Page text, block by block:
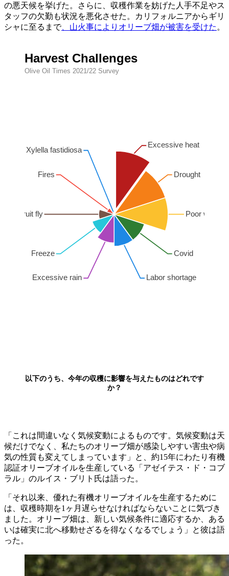
の悪天候を挙げた。さらに、収穫作業を妨げた人手不足やス
タッフの欠勤も状況を悪化させた。カリフォルニアからギリ
シャに至るまで、山火事によりオリーブ畑が被害を受けた 。
以下のうち、今年の収穫に影響を与えたものはどれです
か？
「これは間違いなく気候変動によるものです。気候変動は天
候だけでなく、私たちのオリーブ畑が感染しやすい害虫や病
気の性質も変えてしまっています」と、約15年にわたり有機
認証オリーブオイルを生産している「アゼイテス・ド・コブ
ラル」のルイス・ブリト氏は語った。
「それ以来、優れた有機オリーブオイルを生産するために
は、収穫時期を1ヶ月遅らせなければならないことに気づき
ました。オリーブ畑は、新しい気候条件に適応するか、ある
いは確実に北へ移動せざるを得なくなるでしょう」と彼は語
った。